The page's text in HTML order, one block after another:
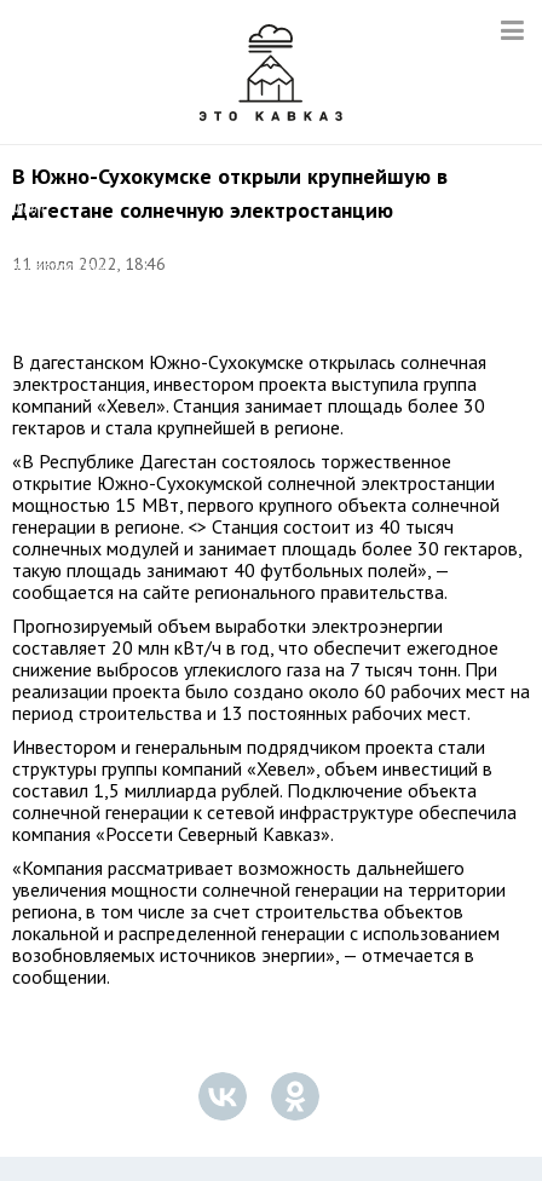
В Южно-Сухокумске открыли крупнейшую в
Дагестане солнечную электростанцию
11 июля 2022, 18:46
Фото:
правительства
В дагестанском Южно-Сухокумске открылась солнечная
электростанция, инвестором проекта выступила группа
компаний «Хевел». Станция занимает площадь более 30
гектаров и стала крупнейшей в регионе.
«В Республике Дагестан состоялось торжественное
открытие Южно-Сухокумской солнечной электростанции
мощностью 15 МВт, первого крупного объекта солнечной
генерации в регионе. <> Станция состоит из 40 тысяч
солнечных модулей и занимает площадь более 30 гектаров,
такую площадь занимают 40 футбольных полей», —
сообщается на сайте регионального правительства.
Прогнозируемый объем выработки электроэнергии
составляет 20 млн кВт/ч в год, что обеспечит ежегодное
снижение выбросов углекислого газа на 7 тысяч тонн. При
реализации проекта было создано около 60 рабочих мест на
период строительства и 13 постоянных рабочих мест.
Инвестором и генеральным подрядчиком проекта стали
структуры группы компаний «Хевел», объем инвестиций в
составил 1,5 миллиарда рублей. Подключение объекта
солнечной генерации к сетевой инфраструктуре обеспечила
компания «Россети Северный Кавказ».
«Компания рассматривает возможность дальнейшего
увеличения мощности солнечной генерации на территории
региона, в том числе за счет строительства объектов
локальной и распределенной генерации с использованием
возобновляемых источников энергии», — отмечается в
сообщении.